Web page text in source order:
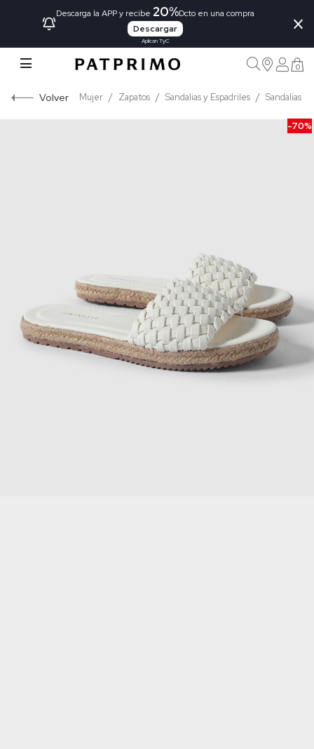
Descarga la APP y recibe 20%Dcto en una compra
Descargar
Aplican TyC
×
0
Volver Mujer Zapatos Sandalias y Espadriles Sandalias
-70%